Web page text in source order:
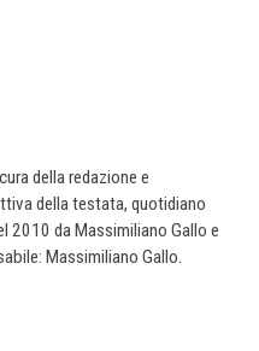
della redazione e
della testata, quotidiano
2010 da Massimiliano Gallo e
Massimiliano Gallo.